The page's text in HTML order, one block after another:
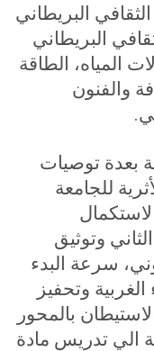
البريطاني
البريطاني
المياه، الطاقة
والفنون
.
بعدة توصيات
للجامعة
وتوثيق
سرعة البدء
وتحفيز
بالمحور
الي تدريس مادة